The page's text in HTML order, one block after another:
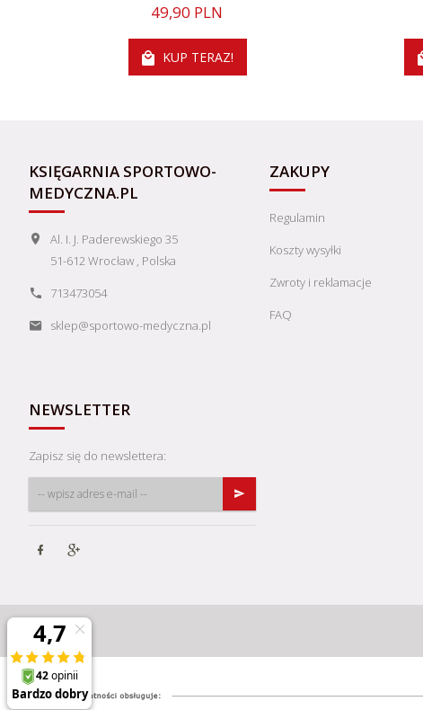
49,90 PLN
KUP TERAZ!
KSIĘGARNIA SPORTOWO-
MEDYCZNA.PL
Al. I. J. Paderewskiego 35
51-612 Wrocław, Polska
713473054
sklep@sportowo-medyczna.pl
ZAKUPY
Regulamin
Koszty wysyłki
Zwroty i reklamacje
FAQ
NEWSLETTER
Zapisz się do newslettera: